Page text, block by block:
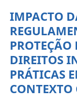
IMPACTO
DIREITOS
PRÁTICAS